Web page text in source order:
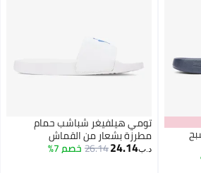
تومي هيلفيغر شباشب حمام
مطرزة بشعار من القماش
د.ب‏24.14
26.14خصم 7%